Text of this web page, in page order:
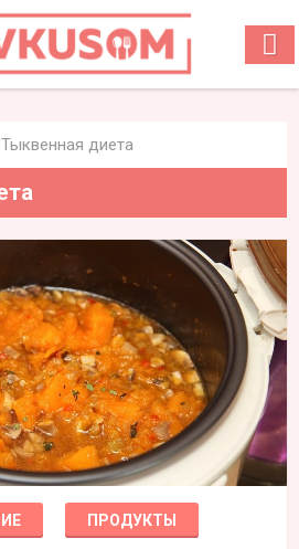
Тыквенная диета
ПРОДУКТЫ